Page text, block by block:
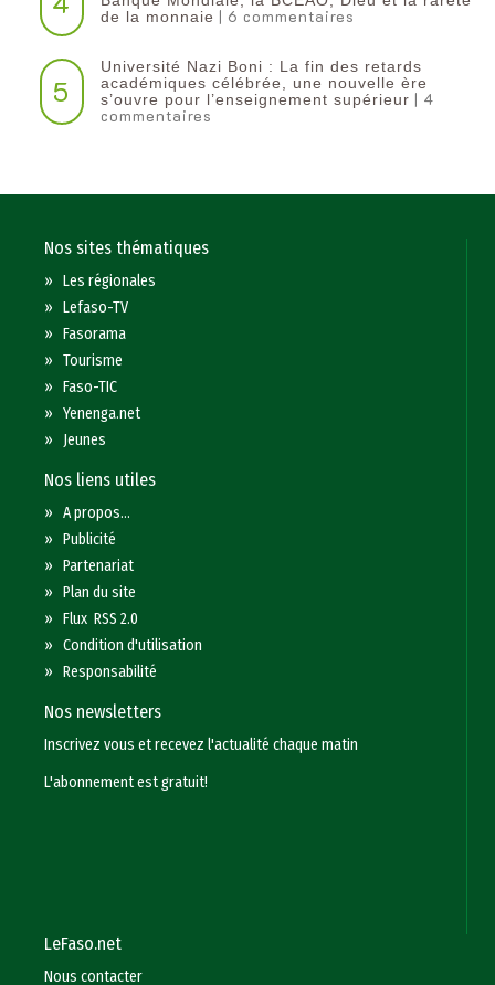
de la monnaie | 6 commentaires
5
Université Nazi Boni : La fin des retards
académiques célébrée, une nouvelle ère
s’ouvre pour l’enseignement supérieur | 4
commentaires
Nos sites thématiques
»Les régionales
»Lefaso-TV
»Fasorama
»Tourisme
»Faso-TIC
»Yenenga.net
» Jeunes
Nos liens utiles
»A propos...
»Publicité
»Partenariat
»Plan du site
»Flux RSS 2.0
»Condition d'utilisation
»Responsabilité
Nos newsletters
Inscrivez vous et recevez l'actualité chaque matin
L'abonnement est gratuit!
LeFaso.net
Nous contacter